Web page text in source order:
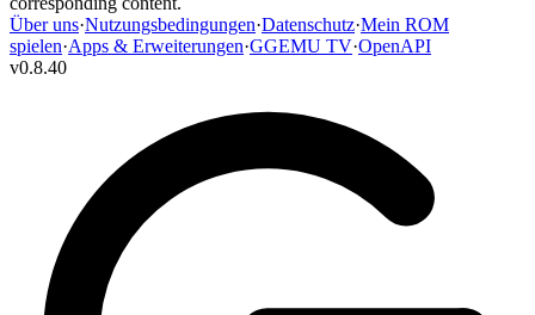
Über uns·Nutzungsbedingungen·Datenschutz·Mein ROM
spielen·Apps & Erweiterungen·GGEMU TV·OpenAPI
v0.8.40